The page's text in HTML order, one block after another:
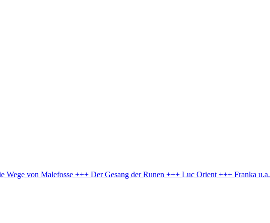
Wege von Malefosse +++ Der Gesang der Runen +++ Luc Orient +++ Franka u.a.